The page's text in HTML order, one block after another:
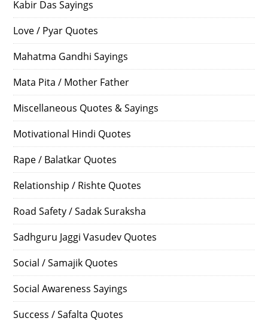
Kabir Das Sayings
Love / Pyar Quotes
Mahatma Gandhi Sayings
Mata Pita / Mother Father
Miscellaneous Quotes & Sayings
Motivational Hindi Quotes
Rape / Balatkar Quotes
Relationship / Rishte Quotes
Road Safety / Sadak Suraksha
Sadhguru Jaggi Vasudev Quotes
Social / Samajik Quotes
Social Awareness Sayings
Success / Safalta Quotes